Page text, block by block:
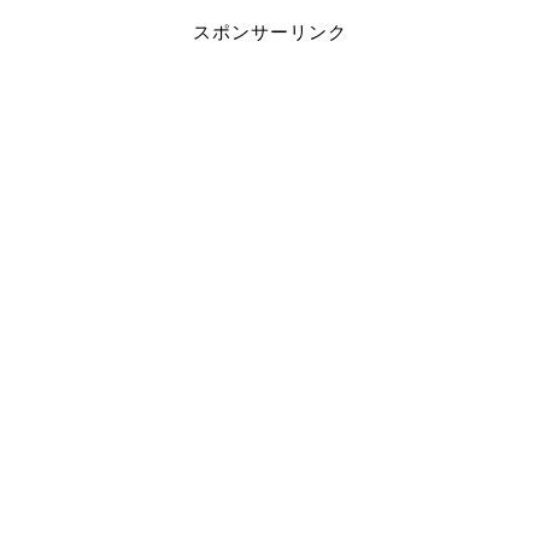
スポンサーリンク